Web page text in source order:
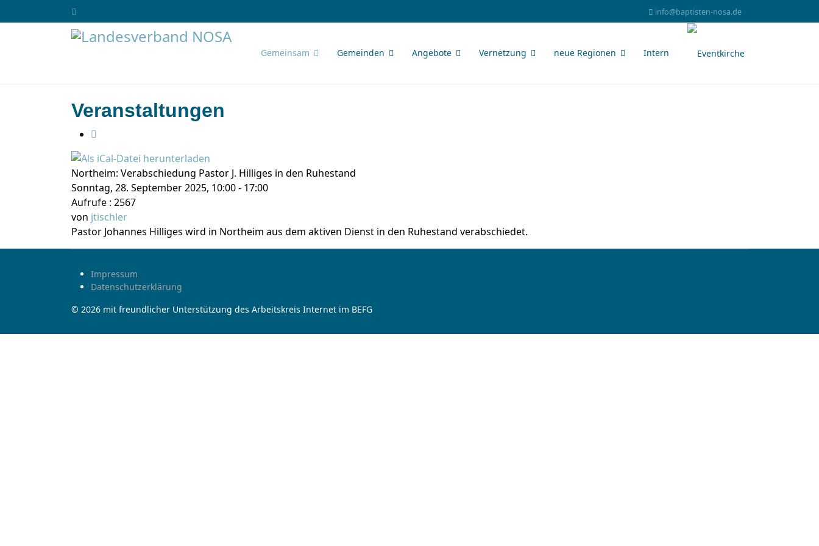
info@baptisten-nosa.de
Gemeinsam Gemeinden Angebote Vernetzung neue Regionen Intern
Veranstaltungen
Northeim: Verabschiedung Pastor J. Hilliges in den Ruhestand
Sonntag, 28. September 2025, 10:00 - 17:00
Aufrufe : 2567
von jtischler
Pastor Johannes Hilliges wird in Northeim aus dem aktiven Dienst in den Ruhestand verabschiedet.
Impressum
Datenschutzerklärung
© 2026 mit freundlicher Unterstützung des Arbeitskreis Internet im BEFG